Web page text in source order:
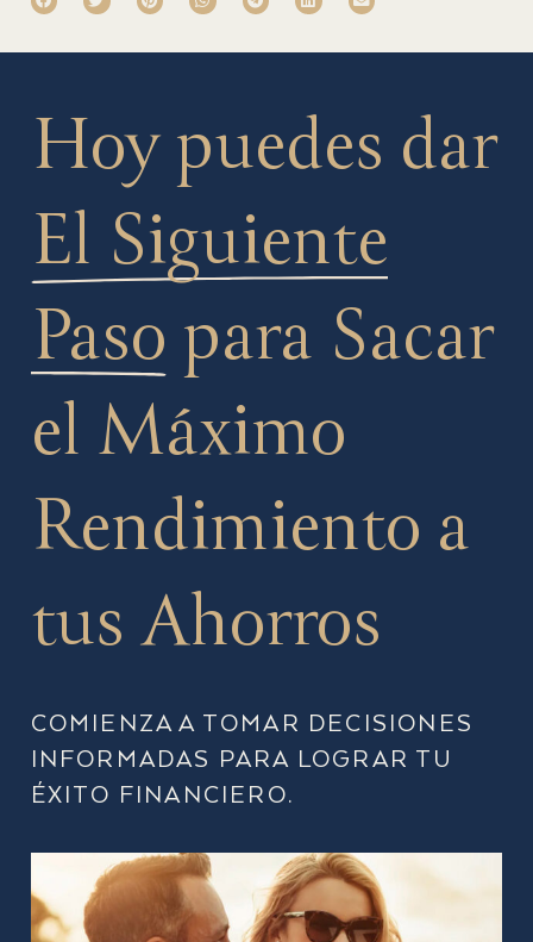
Hoy puedes dar
El Siguiente
Paso para Sacar
el Máximo
Rendimiento a
tus Ahorros
COMIENZA A TOMAR DECISIONES
INFORMADAS PARA LOGRAR TU
ÉXITO FINANCIERO.